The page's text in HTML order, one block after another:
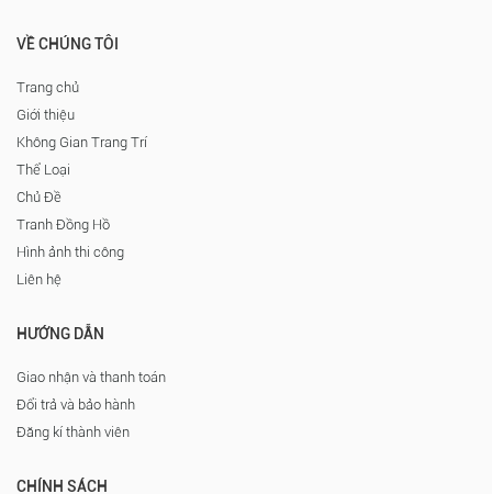
VỀ CHÚNG TÔI
Trang chủ
Giới thiệu
Không Gian Trang Trí
Thể Loại
Chủ Đề
Tranh Đồng Hồ
Hình ảnh thi công
Liên hệ
HƯỚNG DẪN
Giao nhận và thanh toán
Đổi trả và bảo hành
Đăng kí thành viên
CHÍNH SÁCH